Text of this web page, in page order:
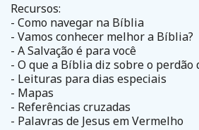
Recursos:
- Como navegar na Bíblia
- Vamos conhecer melhor a Bíblia?
- A Salvação é para você
- O que a Bíblia diz sobre o perdão
- Leituras para dias especiais
- Mapas
- Referências cruzadas
- Palavras de Jesus em Vermelho